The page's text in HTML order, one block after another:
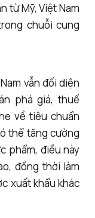
từ Mỹ, Việt Nam
chuỗi cung
vẫn đối diện
phá giá, thuế
về tiêu chuẩn
thể tăng cường
phẩm, điều này
đồng thời làm
xuất khẩu khác